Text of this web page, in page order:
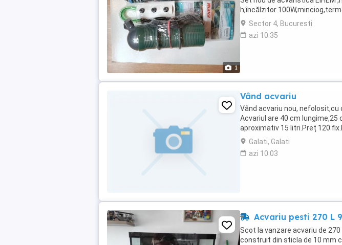
1
h,încălzitor
Sector 4, Bucuresti
azi 10:35
Vând acvariu
Vând acvariu nou, nefolosit,cu
Acvariul are 40 cm
aproximativ 15 litri.Preț 120
Galati, Galati
azi 10:03
Acvariu pesti 270 L
Scot la vanzare acvariu de
construit din sticla de 10 mm